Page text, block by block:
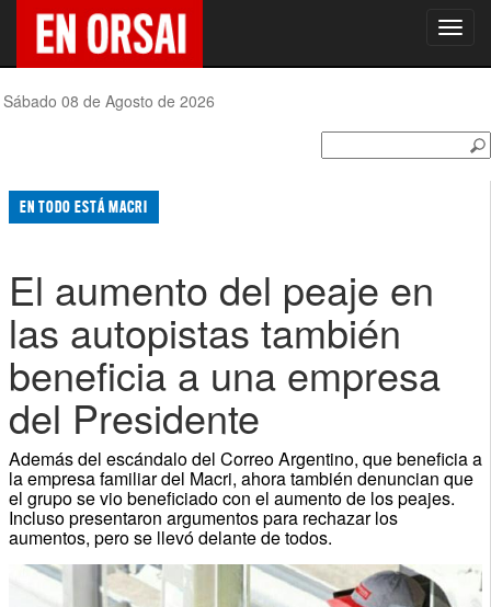
Sábado 08 de Agosto de 2026
EN TODO ESTÁ MACRI
El aumento del peaje en
las autopistas también
beneficia a una empresa
del Presidente
Además del escándalo del Correo Argentino, que beneficia a
la empresa familiar del Macri, ahora también denuncian que
el grupo se vio beneficiado con el aumento de los peajes.
Incluso presentaron argumentos para rechazar los
aumentos, pero se llevó delante de todos.